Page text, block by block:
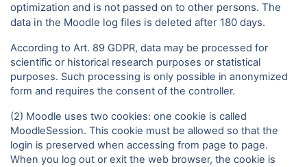
optimization and is not passed on to other persons. The
data in the Moodle log files is deleted after 180 days.
According to Art. 89 GDPR, data may be processed for
scientific or historical research purposes or statistical
purposes. Such processing is only possible in anonymized
form and requires the consent of the controller.
(2) Moodle uses two cookies: one cookie is called
MoodleSession. This cookie must be allowed so that the
login is preserved when accessing from page to page.
When you log out or exit the web browser, the cookie is